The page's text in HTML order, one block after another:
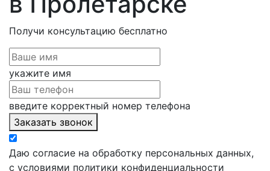
Получи консультацию бесплатно
укажите имя
введите корректный номер телефона
Заказать звонок
Даю согласие на обработку персональных данных,
с условиями политики конфиденциальности